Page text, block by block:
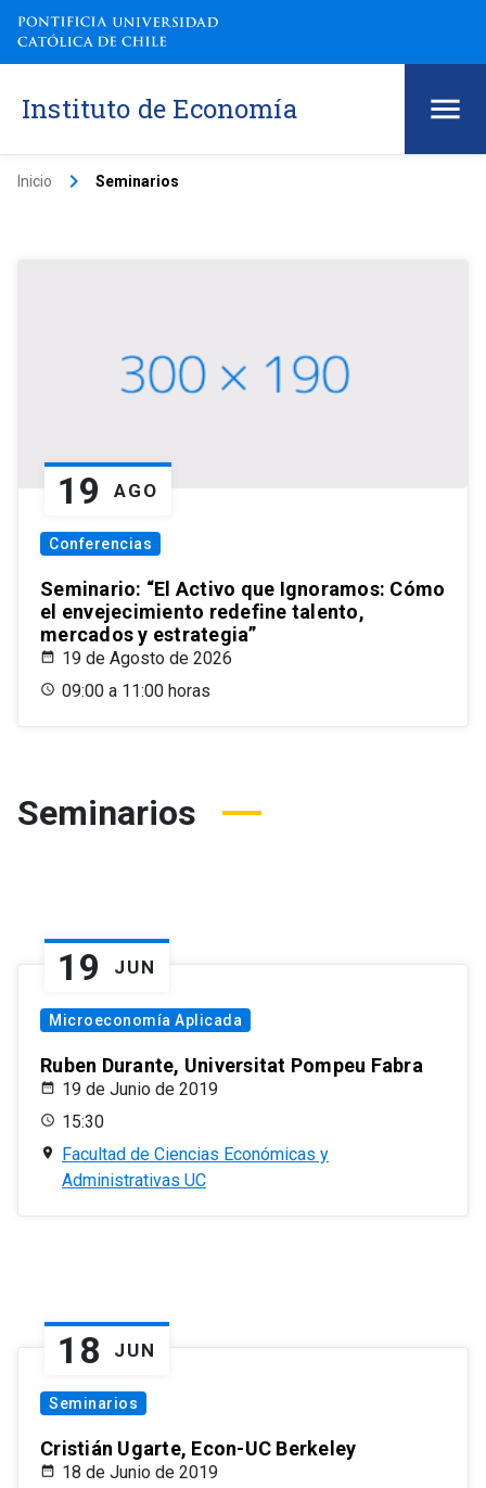
Instituto de Economía
Inicio keyboard_arrow_right Seminarios
19 AGO
Conferencias
Seminario: “El Activo que Ignoramos: Cómo
el envejecimiento redefine talento,
mercados y estrategia”
19 de Agosto de 2026
09:00 a 11:00 horas
Seminarios
19 JUN
Microeconomía Aplicada
Ruben Durante, Universitat Pompeu Fabra
19 de Junio de 2019
15:30
Facultad de Ciencias Económicas y
Administrativas UC
18 JUN
Seminarios
Cristián Ugarte, Econ-UC Berkeley
18 de Junio de 2019